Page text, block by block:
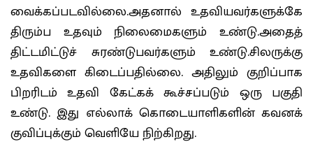
வைக்கப்படவில்லை.அதனால் உதவியவர்களுக்கே
திரும்ப உதவும் நிலைமைகளும் உண்டு.அதைத்
திட்டமிட்டுச் சுரண்டுபவர்களும் உண்டு.சிலருக்கு
உதவிகளை கிடைப்பதில்லை. அதிலும் குறிப்பாக
பிறரிடம் உதவி கேட்கக் கூச்சப்படும் ஒரு பகுதி
உண்டு. இது எல்லாக் கொடையாளிகளின் கவனக்
குவிப்புக்கும் வெளியே நிற்கிறது.